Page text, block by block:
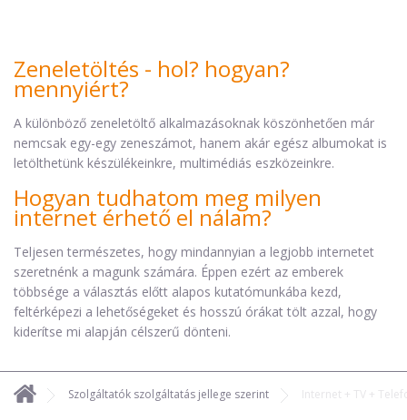
Zeneletöltés - hol? hogyan?
mennyiért?
A különböző zeneletöltő alkalmazásoknak köszönhetően már
nemcsak egy-egy zeneszámot, hanem akár egész albumokat is
letölthetünk készülékeinkre, multimédiás eszközeinkre.
Hogyan tudhatom meg milyen
internet érhető el nálam?
Teljesen természetes, hogy mindannyian a legjobb internetet
szeretnénk a magunk számára. Éppen ezért az emberek
többsége a választás előtt alapos kutatómunkába kezd,
feltérképezi a lehetőségeket és hosszú órákat tölt azzal, hogy
kiderítse mi alapján célszerű dönteni.
Szolgáltatók szolgáltatás jellege szerint Internet + TV +